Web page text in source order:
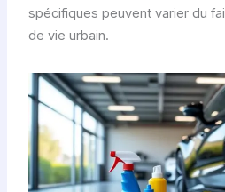
spécifiques peuvent varier du
de vie urbain.